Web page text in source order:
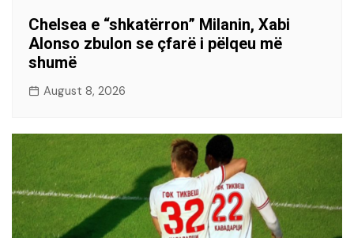
Chelsea e “shkatërron” Milanin, Xabi
Alonso zbulon se çfarë i pëlqeu më
shumë
August 8, 2026